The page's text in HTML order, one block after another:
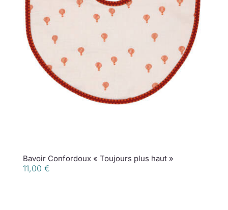
Bavoir Confordoux « Toujours plus haut »
11,00 €